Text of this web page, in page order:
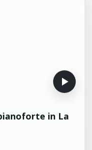
Herre
1707)
in La